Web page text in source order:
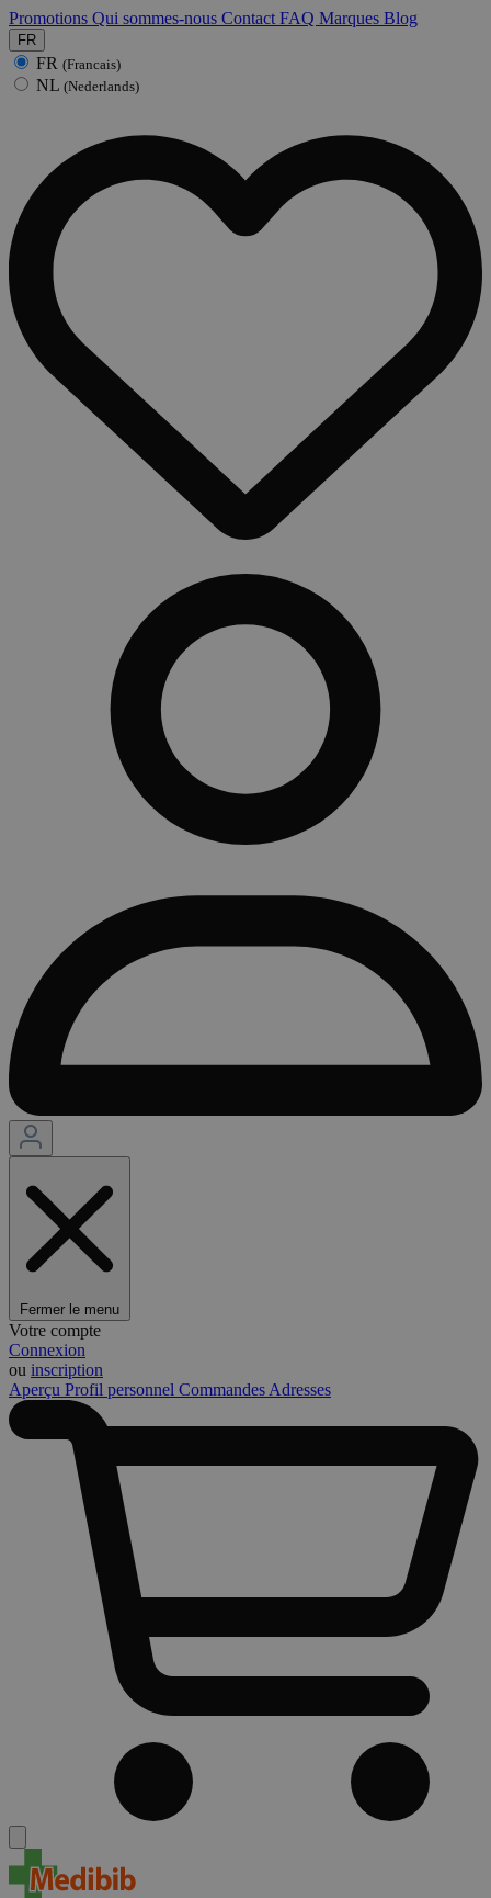
Promotions Qui sommes-nous Contact FAQ Marques Blog
FR
FR (Francais)
NL (Nederlands)
Fermer le menu
Votre compte
Connexion
ou inscription
Aperçu Profil personnel Commandes Adresses